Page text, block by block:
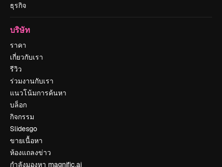
ธุรกิจ
บริษัท
ราคา
เกี่ยวกับเรา
รีวิว
ร่วมงานกับเรา
แนวโน้มการค้นหา
บล็อก
กิจกรรม
Slidesgo
ขายเนื้อหา
ห้องแถลงข่าว
กำลังมองหา magnific.ai